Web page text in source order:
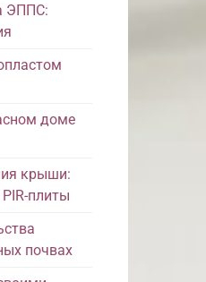
ЭППС:
доме
крыши:
плиты
почвах